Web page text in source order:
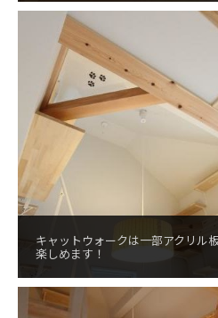
キャットウォークは一部アクリル
楽しめます！